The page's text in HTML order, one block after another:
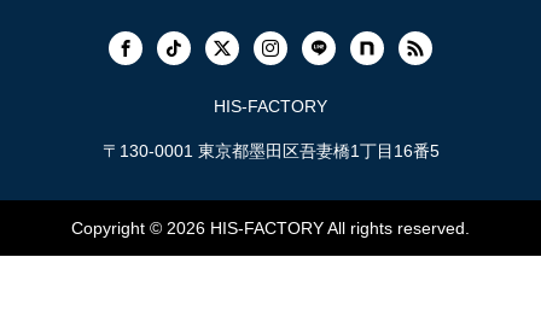
HIS-FACTORY
〒130-0001 東京都墨田区吾妻橋1丁目16番5
Copyright © 2026 HIS-FACTORYAll rights reserved.